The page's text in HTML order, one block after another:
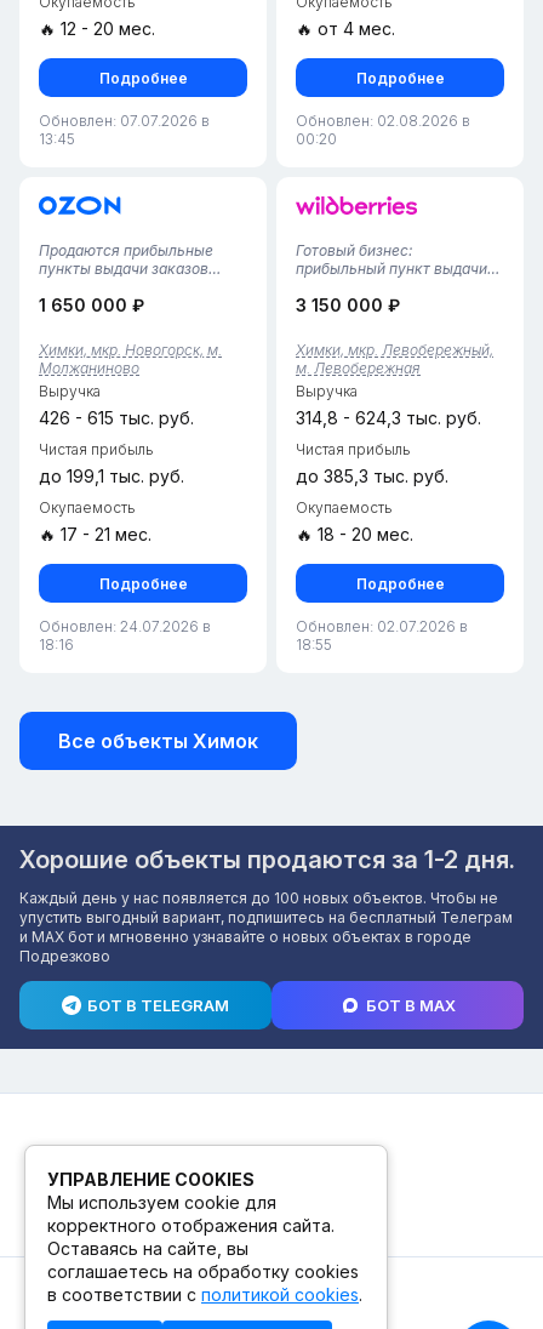
🔥 12 - 20 мес.
Подробнее
Обновлен: 07.07.2026 в
13:45
🔥 от 4 мес.
Подробнее
Обновлен: 02.08.2026 в
00:20
Продаются прибыльные
пункты выдачи заказов
1 цену)Два действующих
отдельными входами и
вывесками. Расположены в
окружении коттеджных
поселков —...
1 650 000 ₽
Химки, мкр. Новогорск, м.
Молжаниново
Выручка
426 - 615 тыс. руб.
Чистая прибыль
до 199,1 тыс. руб.
Окупаемость
🔥 17 - 21 мес.
Подробнее
Обновлен: 24.07.2026 в
18:16
Готовый бизнес:
прибыльный пункт выдачи
помещении —
функционирующий пункт
выдачи Wildberries с
проверенной историей и
стабильным денежным
потоком. Отл...
3 150 000 ₽
Химки, мкр. Левобережный,
м. Левобережная
Выручка
314,8 - 624,3 тыс. руб.
Чистая прибыль
до 385,3 тыс. руб.
Окупаемость
🔥 18 - 20 мес.
Подробнее
Обновлен: 02.07.2026 в
18:55
Все объекты Химок
Хорошие объекты продаются за 1-2 дня.
Каждый день у нас появляется до 100 новых объектов. Чтобы не
упустить выгодный вариант, подпишитесь на бесплатный Телеграм
и MAX бот и мгновенно узнавайте о новых объектах в городе
Подрезково
БОТ В TELEGRAM БОТ В MAX
© 2026. ПВЗ! БУТИК.
УПРАВЛЕНИЕ COOKIES
Мы используем cookie для
корректного отображения сайта.
Оставаясь на сайте, вы
соглашаетесь на обработку cookies
в соответствии с политикой cookies.